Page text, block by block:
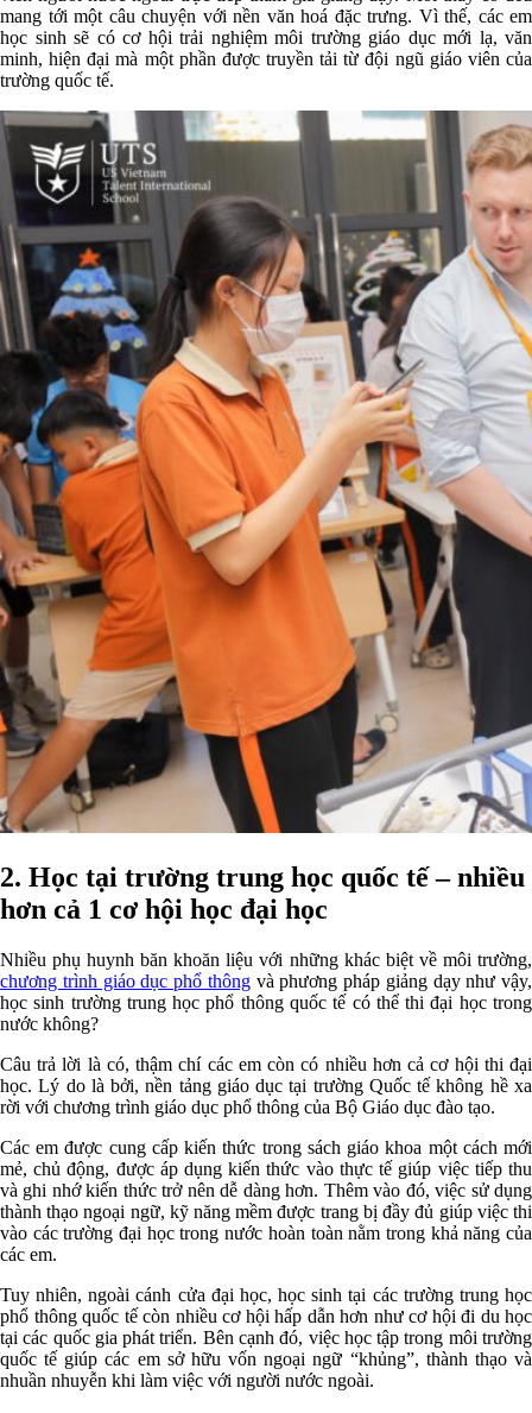
mang tới một câu chuyện với nền văn hoá đặc trưng. Vì thế, các em
học sinh sẽ có cơ hội trải nghiệm môi trường giáo dục mới lạ, văn
minh, hiện đại mà một phần được truyền tải từ đội ngũ giáo viên của
trường quốc tế.
2. Học tại trường trung học quốc tế – nhiều
hơn cả 1 cơ hội học đại học
Nhiều phụ huynh băn khoăn liệu với những khác biệt về môi trường,
chương trình giáo dục phổ thôngvà phương pháp giảng dạy như vậy,
học sinh trường trung học phổ thông quốc tế có thể thi đại học trong
nước không?
Câu trả lời là có, thậm chí các em còn có nhiều hơn cả cơ hội thi đại
học. Lý do là bởi, nền tảng giáo dục tại trường Quốc tế không hề xa
rời với chương trình giáo dục phổ thông của Bộ Giáo dục đào tạo.
Các em được cung cấp kiến thức trong sách giáo khoa một cách mới
mẻ, chủ động, được áp dụng kiến thức vào thực tế giúp việc tiếp thu
và ghi nhớ kiến thức trở nên dễ dàng hơn. Thêm vào đó, việc sử dụng
thành thạo ngoại ngữ, kỹ năng mềm được trang bị đầy đủ giúp việc thi
vào các trường đại học trong nước hoàn toàn nằm trong khả năng của
các em.
Tuy nhiên, ngoài cánh cửa đại học, học sinh tại các trường trung học
phổ thông quốc tế còn nhiều cơ hội hấp dẫn hơn như cơ hội đi du học
tại các quốc gia phát triển. Bên cạnh đó, việc học tập trong môi trường
quốc tế giúp các em sở hữu vốn ngoại ngữ “khủng”, thành thạo và
nhuần nhuyễn khi làm việc với người nước ngoài.